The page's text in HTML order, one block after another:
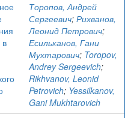
в
Торопов, Андрей
Сергеевич; Рихванов,
Леонид Петрович;
Есильканов, Гани
Мухтарович; Toropov,
Andrey Sergeevich;
Rikhvanov, Leonid
Petrovich; Yessilkanov,
Gani Mukhtarovich